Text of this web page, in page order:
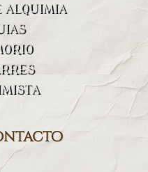
ALQUIMIA